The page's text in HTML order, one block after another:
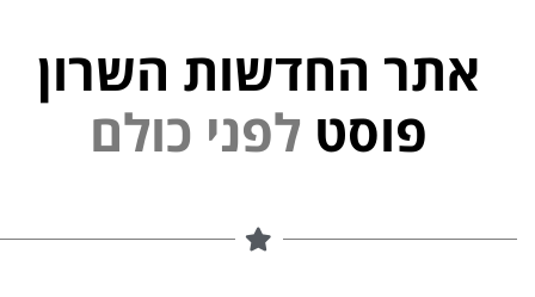
אתר החדשות השרון
פוסט